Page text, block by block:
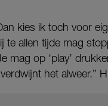
kies ik toch voor
allen tijde mag
mag op ‘play’
het alweer.”